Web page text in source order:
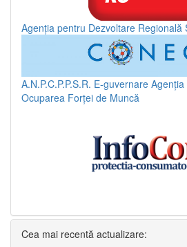
Agenția pentru Dezvoltare Regională
A.N.P.C.P.P.S.R. E-guvernare
Ocuparea Forței de Muncă
Cea mai recentă actualizare: